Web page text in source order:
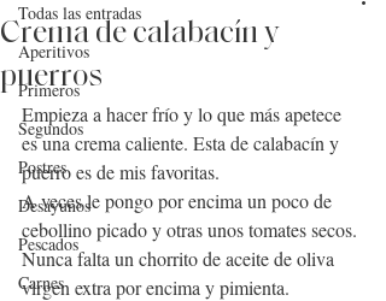
Todas las entradas
Aperitivos
Primeros
Segundos
Postres
Desayunos
Pescados
Carnes
Crema de calabacín y
puerros
Empieza a hacer frío y lo que más apetece
es una crema caliente. Esta de calabacín y
puerro es de mis favoritas.
A veces le pongo por encima un poco de
cebollino picado y otras unos tomates secos.
Nunca falta un chorrito de aceite de oliva
virgen extra por encima y pimienta.